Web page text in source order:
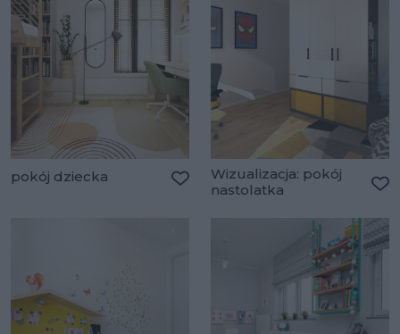
pokój dziecka
Dodaj do ulubionych
Wizualizacja: pokój
nastolatka